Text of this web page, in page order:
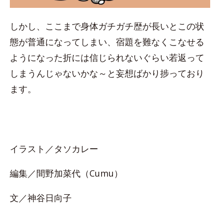
しかし、ここまで身体ガチガチ歴が長いとこの状
態が普通になってしまい、宿題を難なくこなせる
ようになった折には信じられないぐらい若返って
しまうんじゃないかな～と妄想ばかり捗っており
ます。
イラスト／タソカレー
編集／間野加菜代（Cumu）
文／神谷日向子